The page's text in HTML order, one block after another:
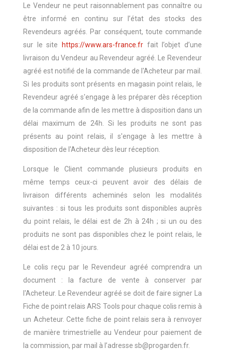
Le Vendeur ne peut raisonnablement pas connaître ou
être informé en continu sur l’état des stocks des
Revendeurs agréés. Par conséquent, toute commande
sur le site https://www.ars-france.fr fait l’objet d’une
livraison du Vendeur au Revendeur agréé. Le Revendeur
agréé est notifié de la commande de l'Acheteur par mail.
Si les produits sont présents en magasin point relais, le
Revendeur agréé s'engage à les préparer dès réception
de la commande afin de les mettre à disposition dans un
délai maximum de 24h. Si les produits ne sont pas
présents au point relais, il s'engage à les mettre à
disposition de l'Acheteur dès leur réception.
Lorsque le Client commande plusieurs produits en
même temps ceux-ci peuvent avoir des délais de
livraison différents acheminés selon les modalités
suivantes : si tous les produits sont disponibles auprès
du point relais, le délai est de 2h à 24h ; si un ou des
produits ne sont pas disponibles chez le point relais, le
délai est de 2 à 10 jours.
Le colis reçu par le Revendeur agréé comprendra un
document : la facture de vente à conserver par
l'Acheteur. Le Revendeur agréé se doit de faire signer La
Fiche de point relais ARS Tools pour chaque colis remis à
un Acheteur. Cette fiche de point relais sera à renvoyer
de manière trimestrielle au Vendeur pour paiement de
la commission, par mail à l’adresse sb@progarden.fr.